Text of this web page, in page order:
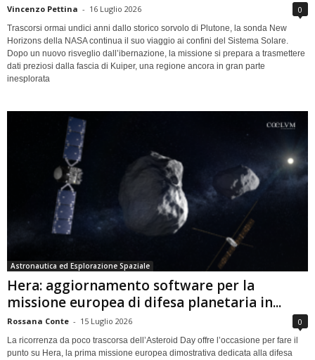
Vincenzo Pettina - 16 Luglio 2026 0
Trascorsi ormai undici anni dallo storico sorvolo di Plutone, la sonda New
Horizons della NASA continua il suo viaggio ai confini del Sistema Solare.
Dopo un nuovo risveglio dall’ibernazione, la missione si prepara a trasmettere
dati preziosi dalla fascia di Kuiper, una regione ancora in gran parte
inesplorata
Astronautica ed Esplorazione Spaziale
Hera: aggiornamento software per la
missione europea di difesa planetaria in...
Rossana Conte - 15 Luglio 2026 0
La ricorrenza da poco trascorsa dell’Asteroid Day offre l’occasione per fare il
punto su Hera, la prima missione europea dimostrativa dedicata alla difesa